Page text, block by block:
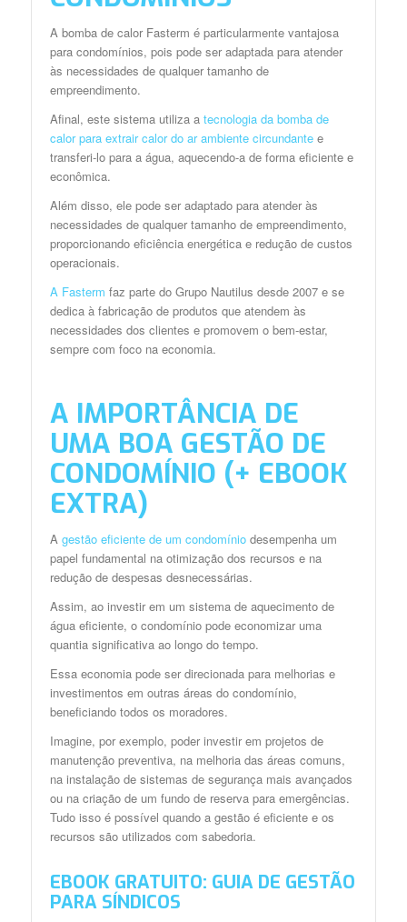
A bomba de calor Fasterm é particularmente vantajosa
para condomínios, pois pode ser adaptada para atender
às necessidades de qualquer tamanho de
empreendimento.
Afinal, este sistema utiliza a tecnologia da bomba de
calor para extrair calor do ar ambiente circundantee
transferi-lo para a água, aquecendo-a de forma eficiente e
econômica.
Além disso, ele pode ser adaptado para atender às
necessidades de qualquer tamanho de empreendimento,
proporcionando eficiência energética e redução de custos
operacionais.
A Fasterm faz parte do Grupo Nautilus desde 2007 e se
dedica à fabricação de produtos que atendem às
necessidades dos clientes e promovem o bem-estar,
sempre com foco na economia.
A IMPORTÂNCIA DE
UMA BOA GESTÃO DE
CONDOMÍNIO (+ EBOOK
EXTRA)
A gestão eficiente de um condomíniodesempenha um
papel fundamental na otimização dos recursos e na
redução de despesas desnecessárias.
Assim, ao investir em um sistema de aquecimento de
água eficiente, o condomínio pode economizar uma
quantia significativa ao longo do tempo.
Essa economia pode ser direcionada para melhorias e
investimentos em outras áreas do condomínio,
beneficiando todos os moradores.
Imagine, por exemplo, poder investir em projetos de
manutenção preventiva, na melhoria das áreas comuns,
na instalação de sistemas de segurança mais avançados
ou na criação de um fundo de reserva para emergências.
Tudo isso é possível quando a gestão é eficiente e os
recursos são utilizados com sabedoria.
EBOOK GRATUITO: GUIA DE GESTÃO
PARA SÍNDICOS